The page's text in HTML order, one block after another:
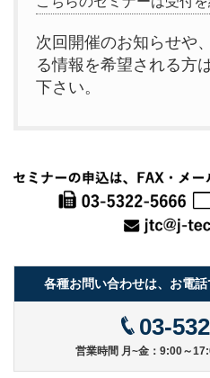
次回開催のお知らせや
る情報を希望される方
下さい。
各種お問い合わせは、お電話
03-
営業時間 月~金：9:00～